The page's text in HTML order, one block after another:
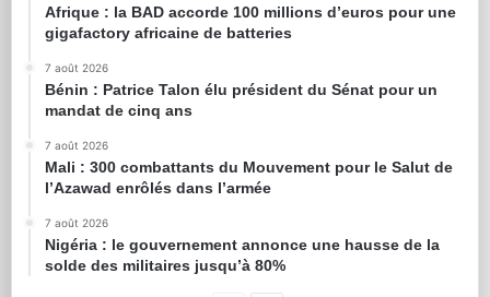
Afrique : la BAD accorde 100 millions d’euros pour une
gigafactory africaine de batteries
7 août 2026
Bénin : Patrice Talon élu président du Sénat pour un
mandat de cinq ans
7 août 2026
Mali : 300 combattants du Mouvement pour le Salut de
l’Azawad enrôlés dans l’armée
7 août 2026
Nigéria : le gouvernement annonce une hausse de la
solde des militaires jusqu’à 80%